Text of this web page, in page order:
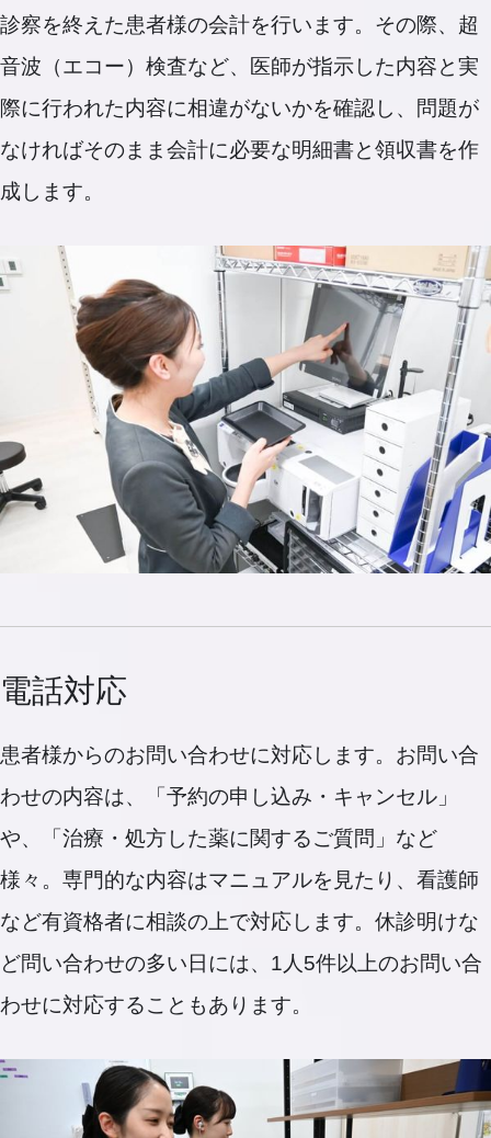
診察を終えた患者様の会計を行います。その際、超
音波（エコー）検査など、医師が指示した内容と実
際に行われた内容に相違がないかを確認し、問題が
なければそのまま会計に必要な明細書と領収書を作
成します。
電話対応
患者様からのお問い合わせに対応します。お問い合
わせの内容は、「予約の申し込み・キャンセル」
や、「治療・処方した薬に関するご質問」など
様々。専門的な内容はマニュアルを見たり、看護師
など有資格者に相談の上で対応します。休診明けな
ど問い合わせの多い日には、1人5件以上のお問い合
わせに対応することもあります。